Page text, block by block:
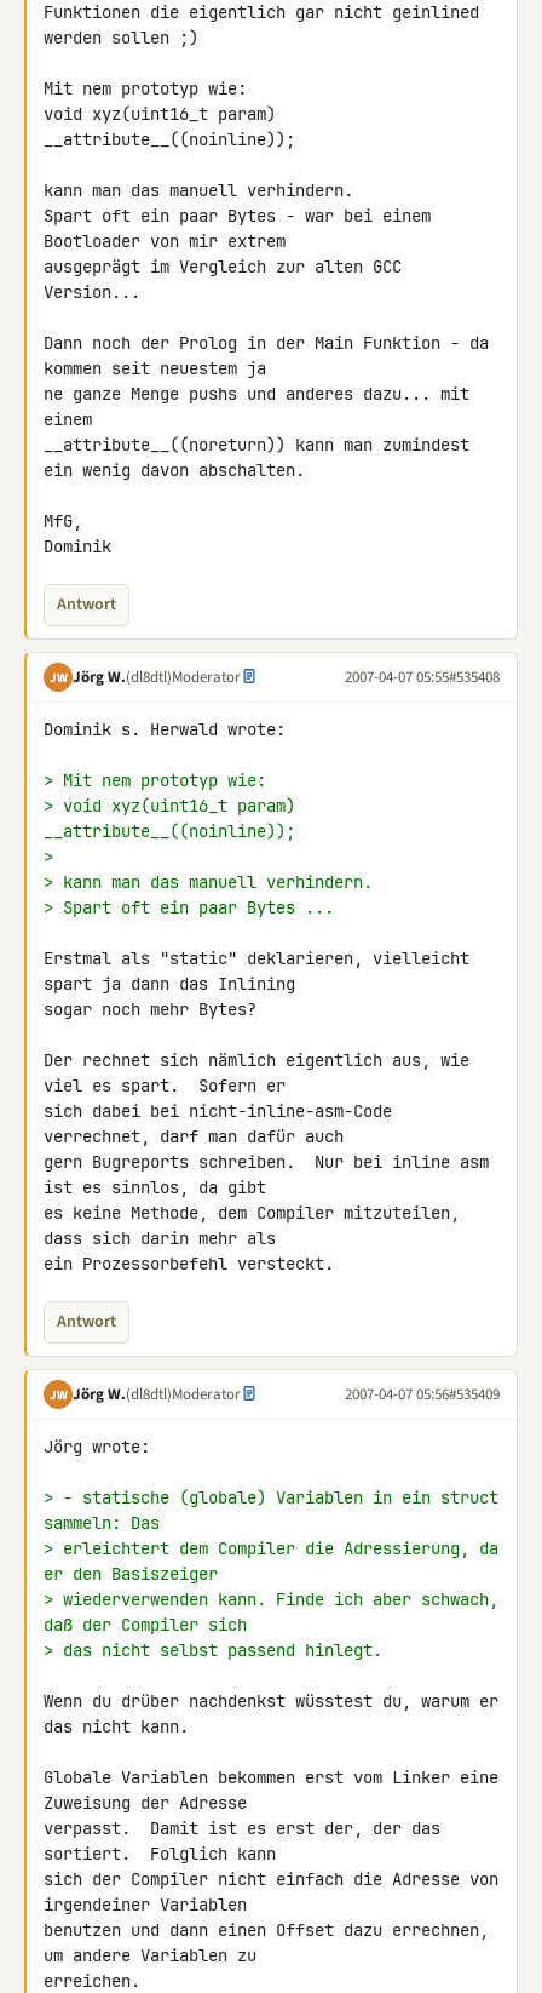
Funktionen die eigentlich gar nicht geinlined
werden sollen ;)
Mit nem prototyp wie:
void xyz(uint16_t param)
__attribute__((noinline));
kann man das manuell verhindern.
Spart oft ein paar Bytes - war bei einem
Bootloader von mir extrem
ausgeprägt im Vergleich zur alten GCC
Version...
Dann noch der Prolog in der Main Funktion - da
kommen seit neuestem ja
ne ganze Menge pushs und anderes dazu... mit
einem
__attribute__((noreturn)) kann man zumindest
ein wenig davon abschalten.
MfG,
Antwort
JW Jörg W.(dl8dtl)Moderator 2007-04-07 05:55#535408
Dominik s. Herwald wrote:
> Mit nem prototyp wie:
> void xyz(uint16_t param)
__attribute__((noinline));
>
> kann man das manuell verhindern.
> Spart oft ein paar Bytes ...
Erstmal als "static" deklarieren, vielleicht
spart ja dann das Inlining
sogar noch mehr Bytes?
Der rechnet sich nämlich eigentlich aus, wie
viel es spart.  Sofern er
sich dabei bei nicht-inline-asm-Code
verrechnet, darf man dafür auch
gern Bugreports schreiben.  Nur bei inline asm
ist es sinnlos, da gibt
es keine Methode, dem Compiler mitzuteilen,
dass sich darin mehr als
ein Prozessorbefehl versteckt.
Antwort
JW Jörg W.(dl8dtl)Moderator 2007-04-07 05:56#535409
Jörg wrote:
> - statische (globale) Variablen in ein struct
sammeln: Das
> erleichtert dem Compiler die Adressierung, da
er den Basiszeiger
> wiederverwenden kann. Finde ich aber schwach,
daß der Compiler sich
> das nicht selbst passend hinlegt.
Wenn du drüber nachdenkst wüsstest du, warum er
das nicht kann.
Globale Variablen bekommen erst vom Linker eine
Zuweisung der Adresse
verpasst.  Damit ist es erst der, der das
sortiert.  Folglich kann
sich der Compiler nicht einfach die Adresse von
irgendeiner Variablen
benutzen und dann einen Offset dazu errechnen,
um andere Variablen zu
erreichen.